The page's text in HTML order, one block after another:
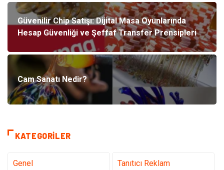
Güvenilir Chip Satışı: Dijital Masa Oyunlarında
Hesap Güvenliği ve Şeffaf Transfer Prensipleri
Cam Sanatı Nedir?
KATEGORILER
Genel Tanıtıcı Reklam